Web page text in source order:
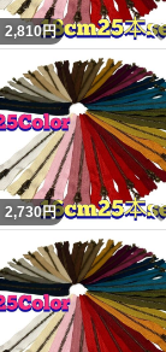
る場合がござい
予めご了承くだ
発送はクリック
匿名配送をご希
ください。
#Sewingハンド
#玉付きファスナ
2,810円
2,730円